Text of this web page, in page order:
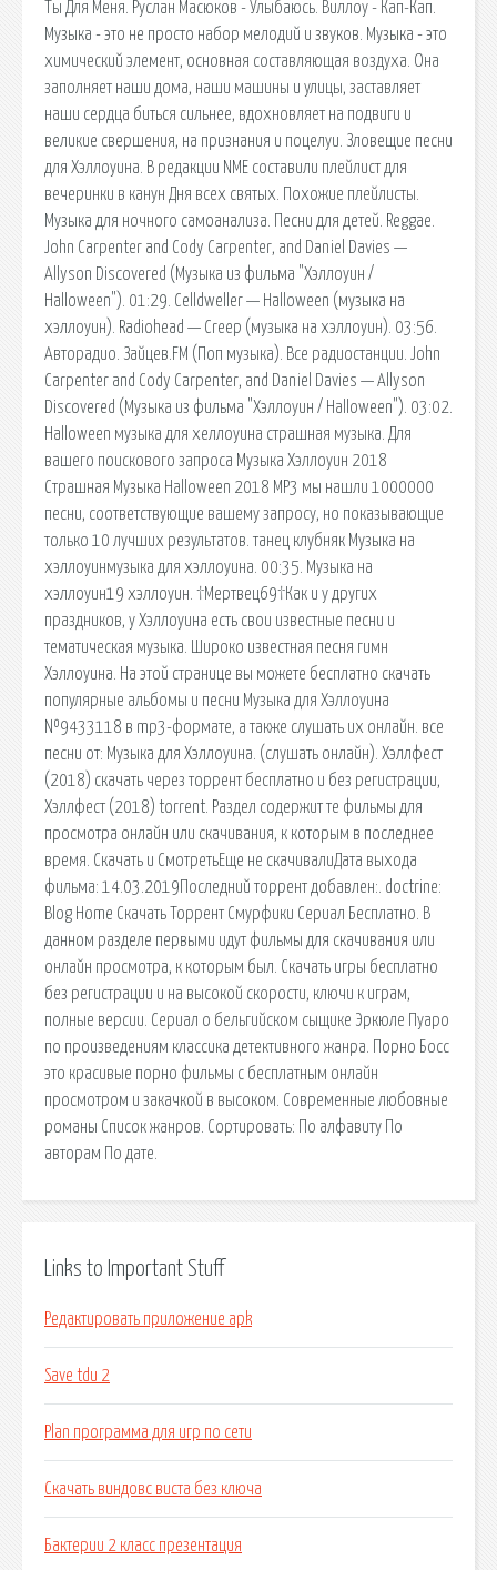
Ты Для Меня. Руслан Масюков - Улыбаюсь. Виллоу - Кап-Кап.
Музыка - это не просто набор мелодий и звуков. Музыка - это
химический элемент, основная составляющая воздуха. Она
заполняет наши дома, наши машины и улицы, заставляет
наши сердца биться сильнее, вдохновляет на подвиги и
великие свершения, на признания и поцелуи. Зловещие песни
для Хэллоуина. В редакции NME составили плейлист для
вечеринки в канун Дня всех святых. Похожие плейлисты.
Музыка для ночного самоанализа. Песни для детей. Reggae.
John Carpenter and Cody Carpenter, and Daniel Davies —
Allyson Discovered (Музыка из фильма "Хэллоуин /
Halloween"). 01:29. Celldweller — Halloween (музыка на
хэллоуин). Radiohead — Creep (музыка на хэллоуин). 03:56.
Авторадио. Зайцев.FM (Поп музыка). Все радиостанции. John
Carpenter and Cody Carpenter, and Daniel Davies — Allyson
Discovered (Музыка из фильма "Хэллоуин / Halloween"). 03:02.
Halloween музыка для хеллоуина страшная музыка. Для
вашего поискового запроса Музыка Хэллоуин 2018
Страшная Музыка Halloween 2018 MP3 мы нашли 1000000
песни, соответствующие вашему запросу, но показывающие
только 10 лучших результатов. танец клубняк Музыка на
хэллоуинмузыка для хэллоуина. 00:35. Музыка на
хэллоуин19 хэллоуин. †Мертвец69†Как и у других
праздников, у Хэллоуина есть свои известные песни и
тематическая музыка. Широко известная песня гимн
Хэллоуина. На этой странице вы можете бесплатно скачать
популярные альбомы и песни Музыка для Хэллоуина
№9433118 в mp3-формате, а также слушать их онлайн. все
песни от: Музыка для Хэллоуина. (слушать онлайн). Хэллфест
(2018) скачать через торрент бесплатно и без регистрации,
Хэллфест (2018) torrent. Раздел содержит те фильмы для
просмотра онлайн или скачивания, к которым в последнее
время. Скачать и СмотретьЕще не скачивалиДата выхода
фильма: 14.03.2019Последний торрент добавлен:. doctrine:
Blog Home Скачать Торрент Смурфики Сериал Бесплатно. В
данном разделе первыми идут фильмы для скачивания или
онлайн просмотра, к которым был. Скачать игры бесплатно
без регистрации и на высокой скорости, ключи к играм,
полные версии. Сериал о бельгийском сыщике Эркюле Пуаро
по произведениям классика детективного жанра. Порно Босс
это красивые порно фильмы с бесплатным онлайн
просмотром и закачкой в высоком. Современные любовные
романы Список жанров. Сортировать: По алфавиту По
авторам По дате.
Links to Important Stuff
Редактировать приложение apk
Save tdu 2
Plan программа для игр по сети
Скачать виндовс виста без ключа
Бактерии 2 класс презентация